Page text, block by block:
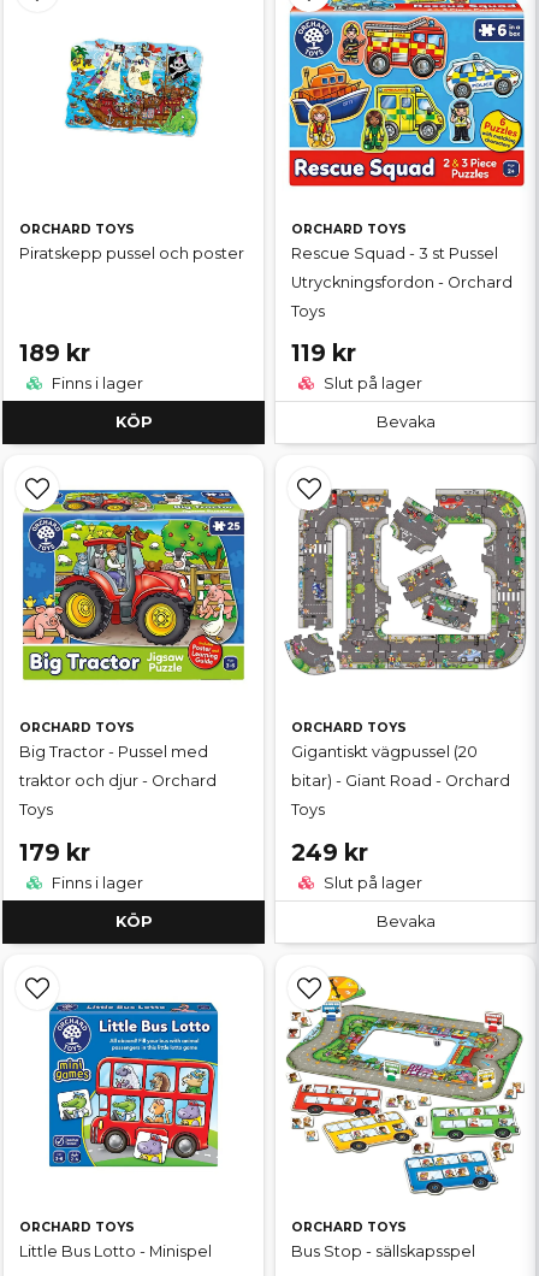
ORCHARD TOYS
Piratskepp pussel och poster
189 kr
Finns i lager
KÖP
ORCHARD TOYS
Rescue Squad - 3 st Pussel
Utryckningsfordon - Orchard
Toys
119 kr
Slut på lager
Bevaka
ORCHARD TOYS
Big Tractor - Pussel med
traktor och djur - Orchard
Toys
179 kr
Finns i lager
KÖP
ORCHARD TOYS
Gigantiskt vägpussel (20
bitar) - Giant Road - Orchard
Toys
249 kr
Slut på lager
Bevaka
ORCHARD TOYS
Little Bus Lotto - Minispel
ORCHARD TOYS
Bus Stop - sällskapsspel